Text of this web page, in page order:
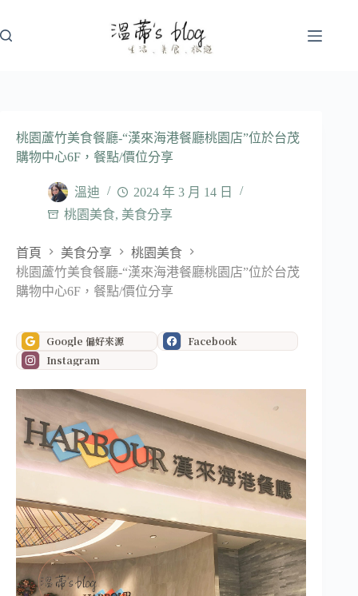
至
桃園蘆竹美食餐廳-“漢來海港餐廳桃園店”位於台茂
購物中心6F，餐點/價位分享
溫迪
2024 年 3 月 14 日
桃園美食, 美食分享
首頁 美食分享
桃園美食
桃園蘆竹美食餐廳-“漢來海港餐廳桃園店”位於台茂
購物中心6F，餐點/價位分享
Google 偏好來源
Facebook
Instagram